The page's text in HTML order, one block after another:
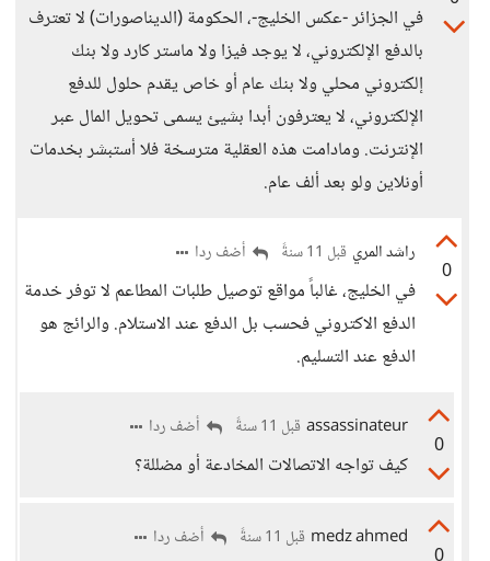
في الجزائر -عكس الخليج-، الحكومة (الديناصورات) لا تعترف
بالدفع الإلكتروني، لا يوجد فيزا ولا ماستر كارد ولا بنك
إلكتروني محلي ولا بنك عام أو خاص يقدم حلول للدفع
الإلكتروني، لا يعترفون أبدا بشيئ يسمى تحويل المال عبر
الإنترنت. ومادامت هذه العقلية مترسخة فلا أستبشر بخدمات
أونلاين ولو بعد ألف عام.
0
راشد المري قبل 11 سنةً أضف ردا
في الخليج، غالباً مواقع توصيل طلبات المطاعم لا توفر خدمة
الدفع الاكتروني فحسب بل الدفع عند الاستلام. والرائج هو
الدفع عند التسليم.
0
assassinateur قبل 11 سنةً أضف ردا
كيف تواجه الاتصالات المخادعة أو مضللة؟
medz ahmed قبل 11 سنةً أضف ردا